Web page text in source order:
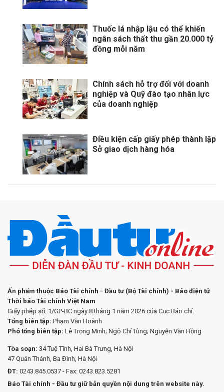
Thuốc lá nhập lậu có thể khiến
ngân sách thất thu gần 20.000 tỷ
đồng mỗi năm
Chính sách hỗ trợ đối với doanh
nghiệp và Quỹ đào tạo nhân lực
của doanh nghiệp
Điều kiện cấp giấy phép thành lập
Sở giao dịch hàng hóa
Ấn phẩm thuộc Báo Tài chính - Đầu tư (Bộ Tài chính) - Báo điện tử
Thời báo Tài chính Việt Nam
Giấy phép số: 1/GP-BC ngày 8 tháng 1 năm 2026 của Cục Báo chí.
Tổng biên tập: Phạm Văn Hoành
Phó tổng biên tập: Lê Trọng Minh; Ngô Chí Tùng; Nguyễn Văn Hồng
Tòa soạn: 34 Tuệ Tĩnh, Hai Bà Trưng, Hà Nội
47 Quán Thánh, Ba Đình, Hà Nội
ĐT: 0243.845.0537 - Fax: 0243.823.5281
Báo Tài chính - Đầu tư giữ bản quyền nội dung trên website này.